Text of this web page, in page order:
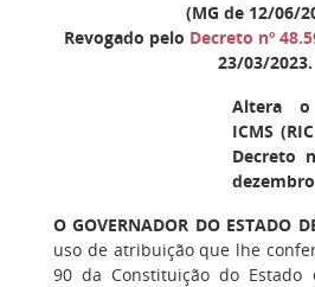
(MG de 12/06/
Revogado pelo Decreto nº
23/03/2023.
Altera o
ICMS
Decreto
O GOVERNADOR DO ESTADO
uso de atribuição que lhe
90 da Constituição do